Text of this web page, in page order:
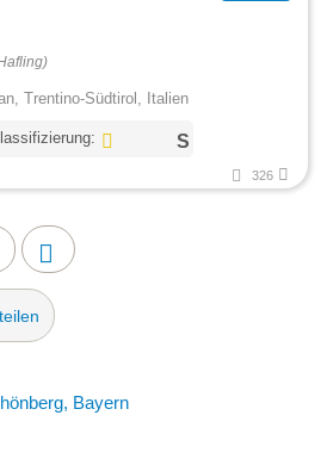
Trentino-Südtirol, Italien
326